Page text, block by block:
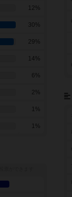
12%
30%
29%
14%
6%
2%
1%
1%